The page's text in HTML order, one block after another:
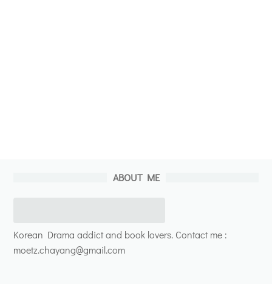
ABOUT ME
Korean Drama addict and book lovers. Contact me :
moetz.chayang@gmail.com